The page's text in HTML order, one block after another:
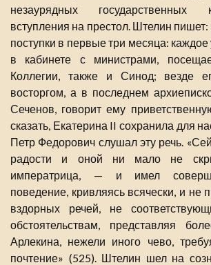
незаурядных государственных
вступления на престол. Штелин
поступки в первые три месяца: каждое
в кабинете с министрами,
Коллегии, также и Синод; везде
восторгом, а в последнем
Сеченов, говорит ему
сказать, Екатерина II сохранила для
Петр Федорович слушал эту речь.
радости и оной ни мало не
императрица, — и имел
поведение, кривляясь всячески, и не
вздорных речей, не
обстоятельствам, представляя
Арлекина, нежели иного чево,
почтение» (525). Штелин шел на